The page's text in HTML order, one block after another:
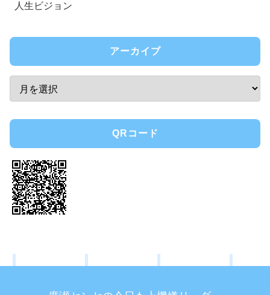
人生ビジョン
アーカイブ
QRコード